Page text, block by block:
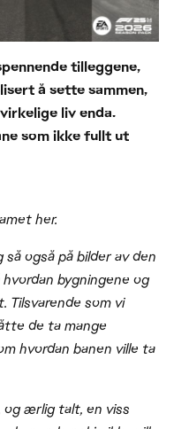
tilleggene,
å sette sammen,
liv enda.
som ikke fullt ut
her.
også på bilder av den
bygningene og
Tilsvarende som vi
de ta mange
hvordan banen ville ta
og ærlig talt, en viss